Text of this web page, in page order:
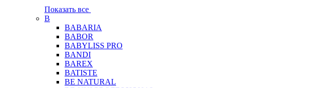
Показать все
B
BABARIA
BABOR
BABYLISS PRO
BANDI
BAREX
BATISTE
BE NATURAL